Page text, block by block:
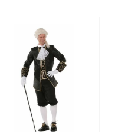
tuotteella
useampi
muunnelma.